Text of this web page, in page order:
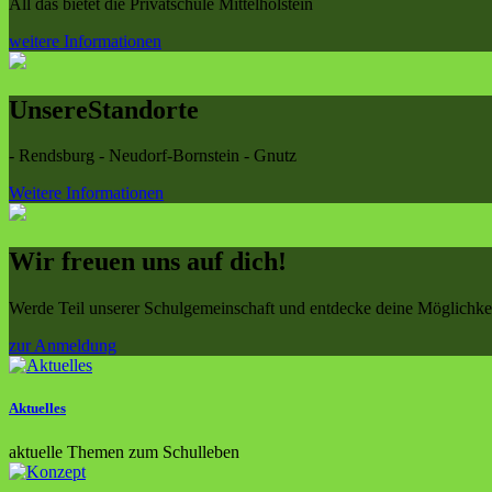
weitere Informationen
UnsereStandorte
- Rendsburg - Neudorf-Bornstein - Gnutz
Weitere Informationen
Wir freuen uns auf dich!
Werde Teil unserer Schulgemeinschaft und entdecke deine
zur Anmeldung
Aktuelles
aktuelle Themen zum Schulleben